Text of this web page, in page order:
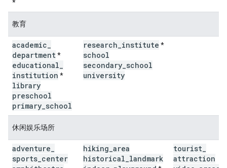
*
教育
academic
department*
educational
institution *
library
preschool
primary school
research institute *
school
secondary school
university
休闲娱乐场所
adventure
sports center
hiking area
historical landmark
tourist
attraction